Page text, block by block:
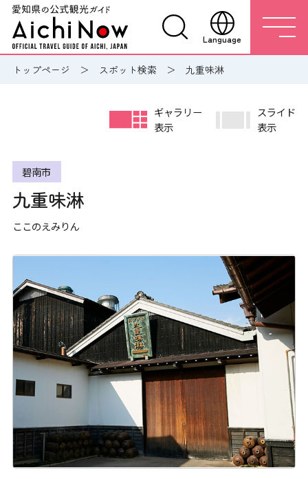
Language
トップページ スポット検索 九重味淋
碧南市
九重味淋
ここのえみりん
ギャラリー
表示
スライド
表示